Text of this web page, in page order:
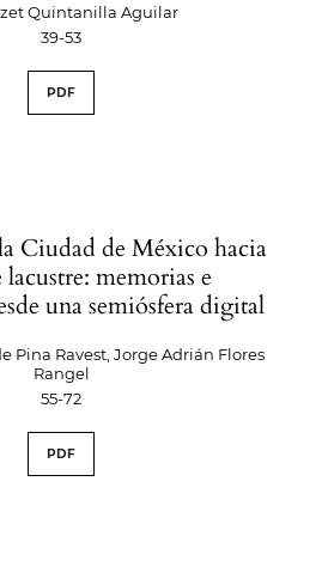
Quintanilla Aguilar
39-53
PDF
Ciudad de México hacia
memorias e
una semiósfera digital
Pina Ravest, Jorge Adrián Flores
Rangel
55-72
PDF